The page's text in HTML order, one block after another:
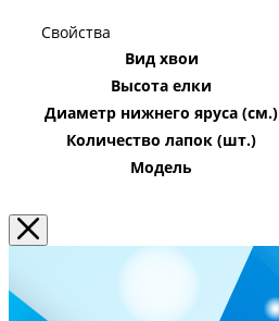
Свойства
Вид хвои
Высота елки
Диаметр нижнего яруса (см.)
Количество лапок (шт.)
Модель